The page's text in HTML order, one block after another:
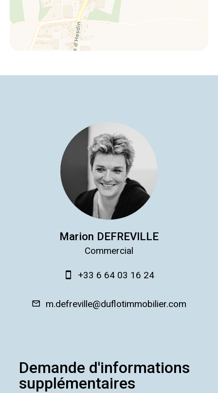
Marion DEFREVILLE
Commercial
+33 6 64 03 16 24
m.defreville@duflotimmobilier.com
Demande d'informations
supplémentaires